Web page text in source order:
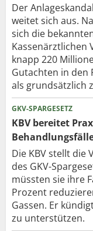
Der
weitet sich aus.
sich die
Kassenärztlichen
knapp 220
Gutachten in den
als grundsätzlich
GKV-SPARGESETZ
KBV bereitet
Die KBV stellt die
des GKV-
müssten sie ihre
Prozent
Gassen. Er
zu unterstützen.